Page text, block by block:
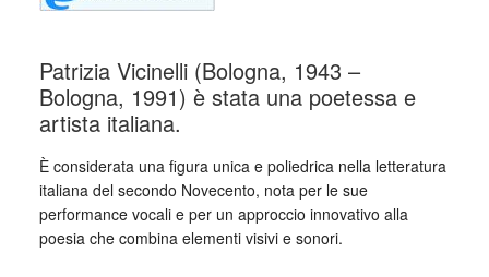
Patrizia Vicinelli (Bologna, 1943 –
Bologna, 1991) è stata una poetessa e
artista italiana.
È considerata una figura unica e poliedrica nella letteratura
italiana del secondo Novecento, nota per le sue
performance vocali e per un approccio innovativo alla
poesia che combina elementi visivi e sonori.